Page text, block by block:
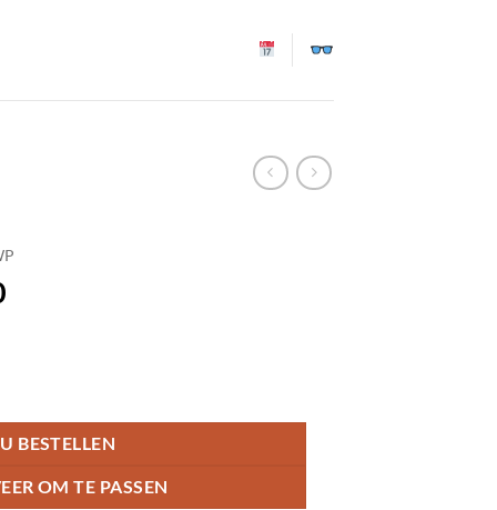
BESTELLEN
OM TE PASSEN